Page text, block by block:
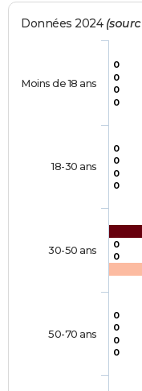
Données 2024
0
0
0
0
0
0
0
0
0
0
0
0
0
0
Moins de 18 ans
18-30 ans
30-50 ans
50-70 ans